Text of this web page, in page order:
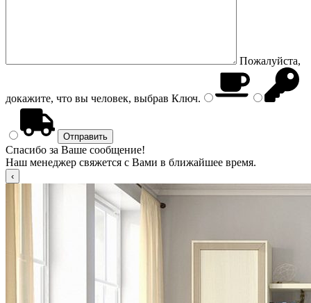
Пожалуйста,
докажите, что вы человек, выбрав Ключ.
Спасибо за Ваше сообщение!
Наш менеджер свяжется с Вами в ближайшее время.